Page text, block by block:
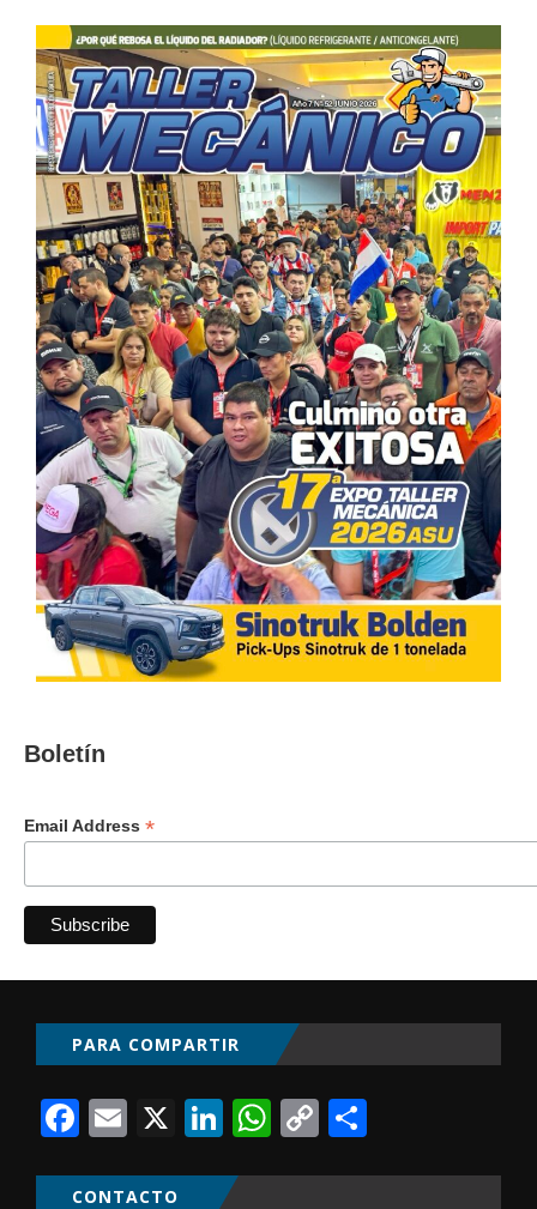
Boletín
Email Address *
PARA COMPARTIR
Facebook
Email
X LinkedIn
WhatsApp
Copy
CONTACTO